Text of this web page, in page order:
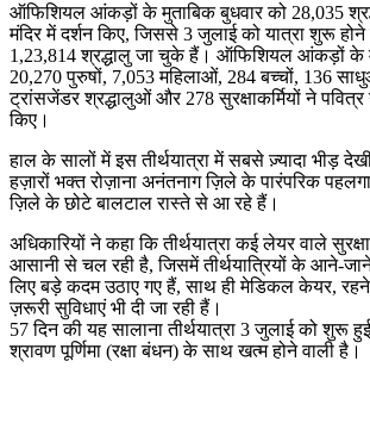
ऑफिशियल आंकड़ों के मुताबिक बुधवार को 28,035
मंदिर में दर्शन किए, जिससे 3 जुलाई को यात्रा शुरू
1,23,814 श्रद्धालु जा चुके हैं। ऑफिशियल आंकड़ों के
20,270 पुरुषों, 7,053 महिलाओं, 284 बच्चों, 136
ट्रांसजेंडर श्रद्धालुओं और 278 सुरक्षाकर्मियों ने पवित्र
किए।
हाल के सालों में इस तीर्थयात्रा में सबसे ज़्यादा भीड़
हज़ारों भक्त रोज़ाना अनंतनाग ज़िले के पारंपरिक
ज़िले के छोटे बालटाल रास्ते से आ रहे हैं।
अधिकारियों ने कहा कि तीर्थयात्रा कई लेयर वाले
आसानी से चल रही है, जिसमें तीर्थयात्रियों के आने-
लिए बड़े कदम उठाए गए हैं, साथ ही मेडिकल केयर,
ज़रूरी सुविधाएं भी दी जा रही हैं।
57 दिन की यह सालाना तीर्थयात्रा 3 जुलाई को शुरू
श्रावण पूर्णिमा (रक्षा बंधन) के साथ खत्म होने वाली है।